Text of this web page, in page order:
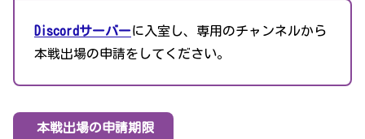
Discordサーバーに入室し、専用のチャンネルから
本戦出場の申請をしてください。
本戦出場の申請期限